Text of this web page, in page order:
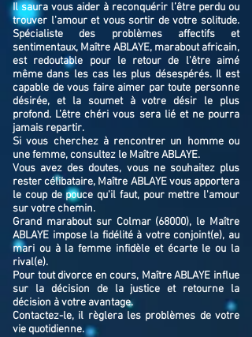
Il saura vous aider à reconquérir l’être perdu ou
trouver l’amour et vous sortir de votre solitude.
Spécialiste des problèmes affectifs et
sentimentaux, Maître ABLAYE, marabout africain,
est redoutable pour le retour de l'être aimé
même dans les cas les plus désespérés. Il est
capable de vous faire aimer par toute personne
désirée, et la soumet à votre désir le plus
profond. L’être chéri vous sera lié et ne pourra
jamais repartir.
Si vous cherchez à rencontrer un homme ou
une femme, consultez le Maître ABLAYE.
Vous avez des doutes, vous ne souhaitez plus
rester célibataire, Maître ABLAYE vous apportera
le coup de pouce qu'il faut, pour mettre l'amour
sur votre chemin.
Grand marabout sur Colmar (68000), le Maître
ABLAYE impose la fidélité à votre conjoint(e), au
mari ou à la femme infidèle et écarte le ou la
rival(e).
Pour tout divorce en cours, Maître ABLAYE influe
sur la décision de la justice et retourne la
décision à votre avantage.
Contactez-le, il règlera les problèmes de votre
vie quotidienne.